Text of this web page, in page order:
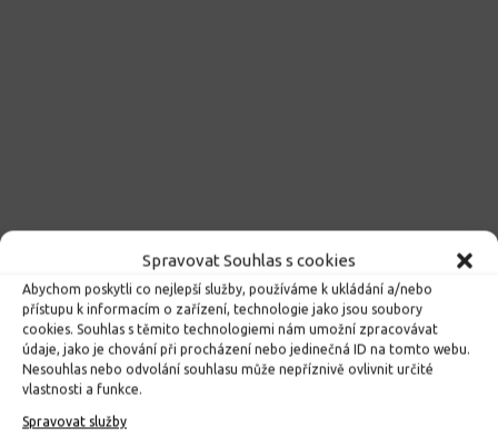
Spravovat Souhlas s cookies
Abychom poskytli co nejlepší služby, používáme k ukládání a/nebo
přístupu k informacím o zařízení, technologie jako jsou soubory
cookies. Souhlas s těmito technologiemi nám umožní zpracovávat
údaje, jako je chování při procházení nebo jedinečná ID na tomto webu.
Nesouhlas nebo odvolání souhlasu může nepříznivě ovlivnit určité
vlastnosti a funkce.
Spravovat služby